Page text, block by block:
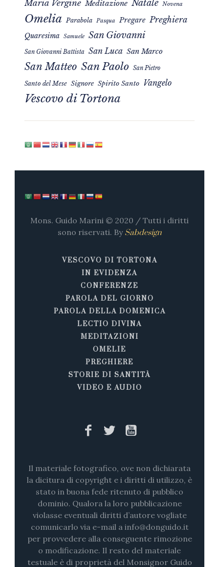
Maria Vergine Meditazione Natale Novena
Omelia Parabola Pasqua Pregare Preghiera
Quaresima Samuele San Giovanni
San Giovanni Battista San Luca San Marco
San Matteo San Paolo San Pietro
Santo del Mese Signore Spirito Santo Vangelo
Vescovo di Tortona
Mons. Guido Marini © 2020 / Tutti i diritti
sono riservati. By Sabdesign
VESCOVO DI TORTONA
IN EVIDENZA
CONFERENZE
PAROLA DEL GIORNO
PAROLA DELLA DOMENICA
LECTIO DIVINA
MEDITAZIONI
OMELIE
PREGHIERE
STORIE DI SANTITÀ
VIDEO E AUDIO
Il materiale fotografico, ove non dichiarata
la dicitura di copyright e i diritti di utilizzo, è
stato in buona fede ritenuto di pubblico
dominio. Qualora la loro pubblicazione
violasse eventuali diritti d’autore vogliate
comunicarlo via e-mail a info@donguido.it
per provvedere alla conseguente rimozione
o modificazione. Il resto del materiale
testuale è di proprietà del Monsignor Guido